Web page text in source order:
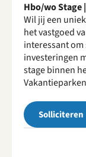
Wij zijn altijd
mensen om
Solliciteer nu
Hbo/wo Stage
Wil jij een
het vastgoed
interessant
investeringen
stage binnen
Solliciteren